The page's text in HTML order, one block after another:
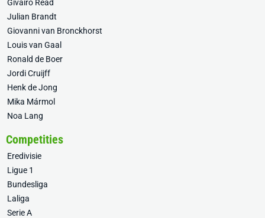
Givairo Read
Julian Brandt
Giovanni van Bronckhorst
Louis van Gaal
Ronald de Boer
Jordi Cruijff
Henk de Jong
Mika Mármol
Noa Lang
Competities
Eredivisie
Ligue 1
Bundesliga
Laliga
Serie A